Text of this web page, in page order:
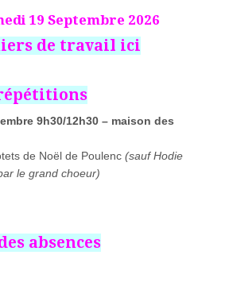
19 Septembre 2026
de travail ici
9h30/12h30 – maison des
de Noël de Poulenc(sauf Hodie
le grand choeur)
absences